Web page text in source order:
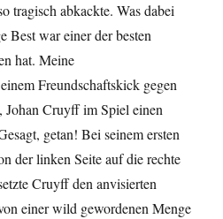
tragisch abkackte. Was dabei
Best war einer der besten
hat. Meine
Freundschaftskick gegen
Cruyff im Spiel einen
getan! Bei seinem ersten
der linken Seite auf die rechte
Cruyff den anvisierten
einer wild gewordenen Menge